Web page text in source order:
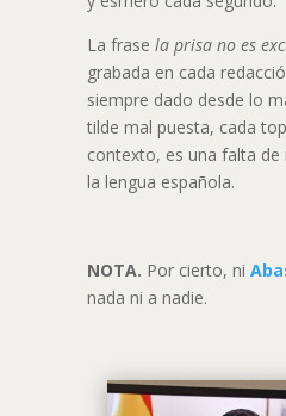
La frase la prisa no es
grabada en cada
siempre dado desde lo
tilde mal puesta, cada
contexto, es una falta
la lengua española.
NOTA. Por cierto, ni
nada ni a nadie.